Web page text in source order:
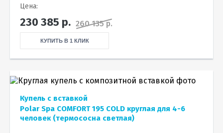
Цена:
230 385 р. 260 135 р.
КУПИТЬ В 1 КЛИК
Купель с вставкой
Polar Spa COMFORT 195 COLD круглая для 4-6
человек (термососна светлая)